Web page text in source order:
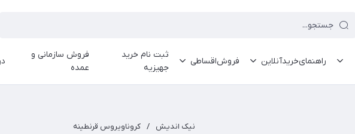
راهنمای‌خرید‌آنلاین فروش‌اقساطی
ثبت نام خرید
جهیزیه
فروش سازمانی و
عمده
نیک اندیش / کروناویروس قرنطینه